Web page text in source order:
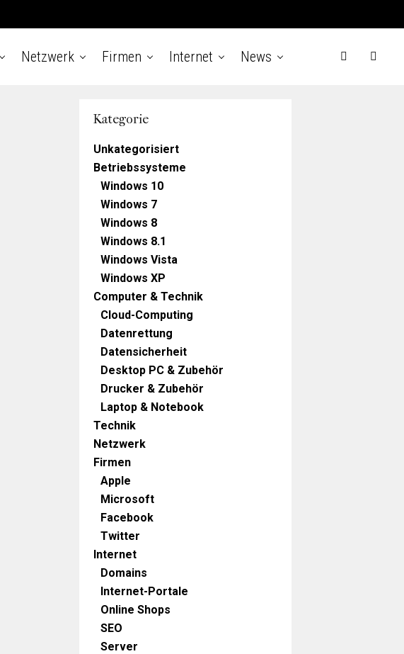
Netzwerk Firmen Internet News
Kategorie
Unkategorisiert
Betriebssysteme
Windows 10
Windows 7
Windows 8
Windows 8.1
Windows Vista
Windows XP
Computer & Technik
Cloud-Computing
Datenrettung
Datensicherheit
Desktop PC & Zubehör
Drucker & Zubehör
Laptop & Notebook
Technik
Netzwerk
Firmen
Apple
Microsoft
Facebook
Twitter
Internet
Domains
Internet-Portale
Online Shops
SEO
Server